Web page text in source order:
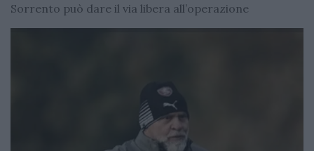
Sorrento può dare il via libera all’operazione